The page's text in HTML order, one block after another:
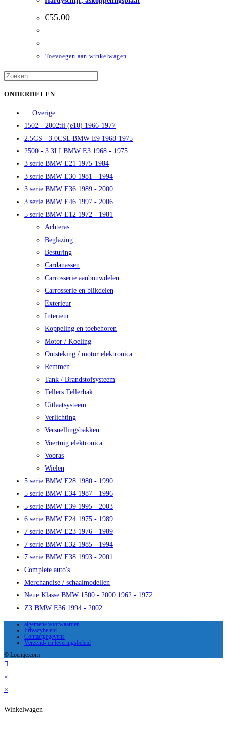
€55.00
Toevoegen aan winkelwagen
het
zoekpaneel
te
sluiten.
ONDERDELEN
....Overige
1502 - 2002tii (e10) 1966-1977
2.5CS - 3.0CSL BMW E9 1968-1975
2500 - 3.3LI BMW E3 1968 - 1975
3 serie BMW E21 1975-1984
3 serie BMW E30 1981 - 1994
3 serie BMW E36 1989 - 2000
3 serie BMW E46 1997 - 2006
5 serie BMW E12 1972 - 1981
Achteras
Beglazing
Besturing
Cardanassen
Carrosserie aanbouwdelen
Carrosserie en blikdelen
Exterieur
Interieur
Koppeling en toebehoren
Motor / Koeling
Ontsteking / motor elektronica
Remmen
Tank / Brandstofsysteem
Tellers Tellerbak
Uitlaatsysteem
Verlichting
Versnellingsbakken
Voertuig elektronica
Vooras
Wielen
5 serie BMW E28 1980 - 1990
5 serie BMW E34 1987 - 1996
5 serie BMW E39 1995 - 2003
6 serie BMW E24 1975 - 1989
7 serie BMW E23 1976 - 1989
7 serie BMW E32 1985 - 1994
7 serie BMW E38 1993 - 2001
Complete auto's
Merchandise / schaalmodellen
Neue Klasse BMW 1500 - 2000 1962 - 1972
Z3 BMW E36 1994 - 2002
algemene voorwaarden
Privacybeleid
Contactgegevens
Verzend- en leveringsbeleid
© Loentje.com
×
×
Winkelwagen